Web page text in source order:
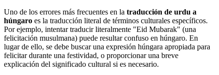
Uno de los errores más frecuentes en la traducción de urdu a
húngaro es la traducción literal de términos culturales específicos.
Por ejemplo, intentar traducir literalmente "Eid Mubarak" (una
felicitación musulmana) puede resultar confuso en húngaro. En
lugar de ello, se debe buscar una expresión húngara apropiada para
felicitar durante una festividad, o proporcionar una breve
explicación del significado cultural si es necesario.